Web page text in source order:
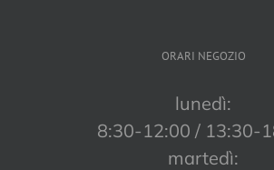
ORARI NEGOZIO
lunedì:
8:30-12:00 / 13:30-
martedì: